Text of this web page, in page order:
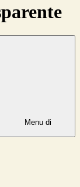
Menu di